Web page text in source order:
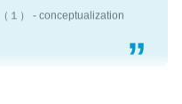
１） - conceptualization